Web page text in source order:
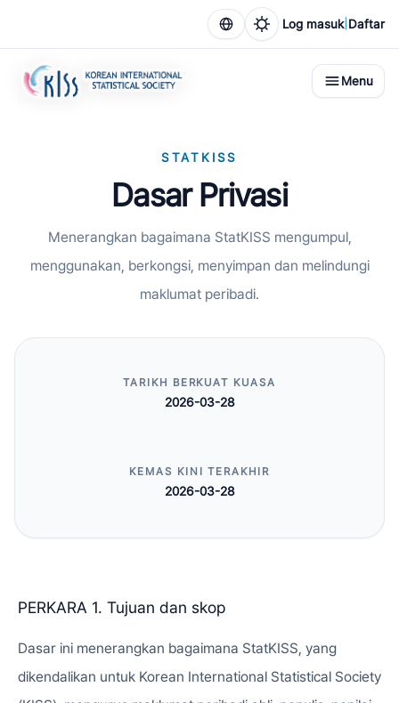
Log masuk| Daftar
Menu
STATKISS
Dasar Privasi
Menerangkan bagaimana StatKISS mengumpul,
menggunakan, berkongsi, menyimpan dan melindungi
maklumat peribadi.
TARIKH BERKUAT KUASA
2026-03-28
KEMAS KINI TERAKHIR
2026-03-28
PERKARA 1. Tujuan dan skop
Dasar ini menerangkan bagaimana StatKISS, yang
dikendalikan untuk Korean International Statistical Society